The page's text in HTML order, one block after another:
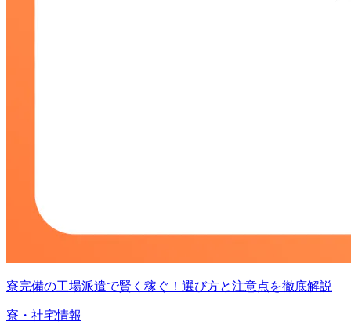
寮完備の工場派遣で賢く稼ぐ！選び方と注意点を徹底解説
寮・社宅情報